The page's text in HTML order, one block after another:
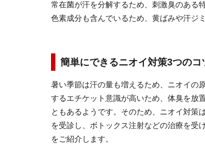
常在菌が汗を分解するため、刺激臭のある
色素成分も含んでいるため、黄ばみや汗ジ
簡単にできるニオイ対策3つのコ
暑い季節は汗の量も増えるため、ニオイの
するエチケット意識が高いため、体臭を放
ともあるようです。そのため、ニオイ対策
を受診し、ボトックス注射などの治療を受
をご紹介します。